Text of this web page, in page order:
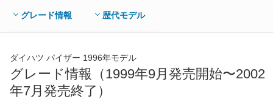
グレード情報 歴代モデル
ダイハツ パイザー 1996年モデル
グレード情報（1999年9月発売開始〜2002
年7月発売終了）